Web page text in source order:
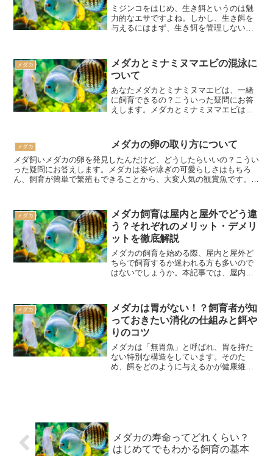
ミジンコをはじめ、生き餌というのは魅
力的なエサですよね。しかし、生き餌を
与えるにはまず、生き餌を管理しないと
リーンウォーターには植物性プランクト
ンが豊富に存在し、それを...
メダカ
メダカとミナミヌマエビの混泳に
ついて
あなたメダカとミナミヌマエビは、一緒
に飼育できるの？こういった疑問にお答
えします。メダカとミナミヌマエビはど
同じ水槽で飼育することは可能でしょう
か？結論から言って、混泳...
メダカ メダカの卵の取り方について
メダ飼いメダカの卵を発見したんだけど、どうしたらいいの？こうい
った疑問にお答えします。メダカは姿や泳ぎの可愛らしさはもちろ
ん、飼育が簡単で繁殖もできることから、大変人気の観賞魚です。近
メダカ
メダカ飼育は屋内と屋外でどう違
う？それぞれのメリット・デメリ
ットを徹底解説
メダカの飼育を始める際、屋内と屋外ど
ちらで飼育するか迷われる方も多いので
はないでしょうか。本記事では、屋内飼
いきます。あなたの環境や目的に合った
飼育方法を見つけるお手伝い...
メダカ
メダカは胃がない！？飼育者が知
っておきたい消化の仕組みと餌や
りのコツ
メダカは「無胃魚」と呼ばれ、胃を持た
ない特別な構造をしています。そのた
め、餌をどのように与えるかが健康維持
メダカの寿命ってどれくらい？
はじめてでもわかる飼育の基本